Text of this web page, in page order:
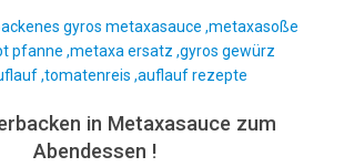
in Metaxasauce zum
Abendessen !